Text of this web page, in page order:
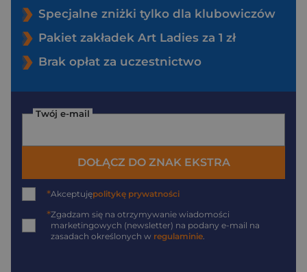
Specjalne zniżki tylko dla klubowiczów
Pakiet zakładek Art Ladies za 1 zł
Brak opłat za uczestnictwo
Twój e-mail
DOŁĄCZ DO ZNAK EKSTRA
*Akceptujępolitykę prywatności
*Zgadzam się na otrzymywanie wiadomości
marketingowych (newsletter) na podany e-mail na
zasadach określonych w regulaminie.